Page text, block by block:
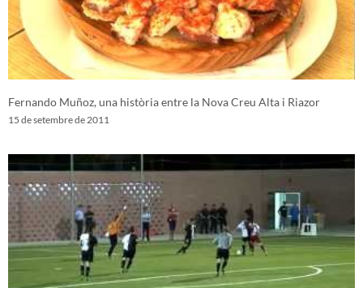
Fernando Muñoz, una història entre la Nova Creu Alta i Riazor
15 de setembre de 2011